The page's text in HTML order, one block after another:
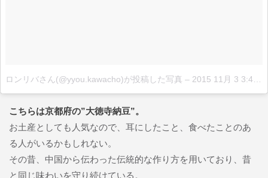
ロンリバさん(@yyou.kawacho)が投稿した写真 – 2015 11月 3 3:42午前 PST
こちらは京都府の”大徳寺納豆”。
お土産としても人気なので、耳にしたこと、食べたことのあ
る人がいるかもしれない。
その昔、中国から伝わった伝統的な作り方を用いており、昔
と同じ味わいを守り続けている。